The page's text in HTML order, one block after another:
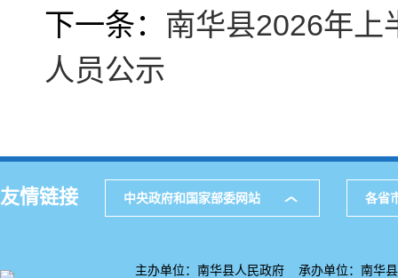
下一条： 南华县2026年上
人员公示
友情链接 中央政府和国家部委网站 各省
主办单位：南华县人民政府 承办单位：南华